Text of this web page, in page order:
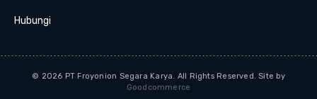
Hubungi
© 2026 PT Froyonion Segara Karya. All Rights Reserved. Site by
Goodcommerce